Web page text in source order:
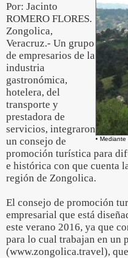
•
Por: Jacinto
ROMERO FLORES.
Zongolica,
Veracruz.- Un grupo
de empresarios de la
industria
gastronómica,
hotelera, del
transporte y
prestadora de
servicios, integraron
un consejo de
promoción turística para
e histórica con que cuenta
región de Zongolica.
El consejo de promoción
empresarial que está
este verano 2016, ya que
para lo cual trabajan en un
(www.zongolica.travel),